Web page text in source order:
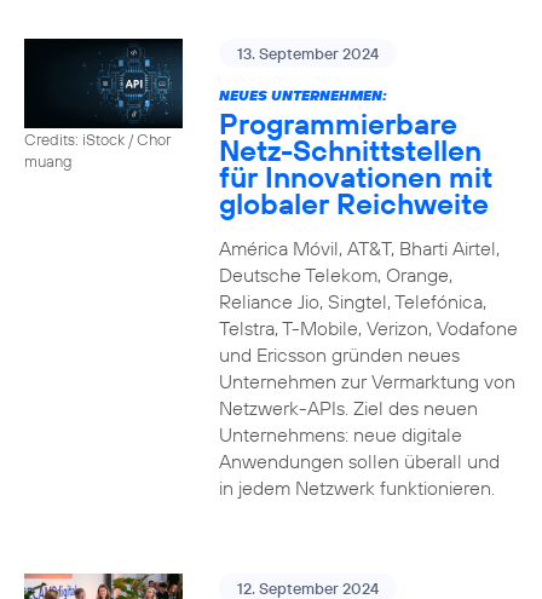
Credits: iStock / Chor
muang
13. September 2024
NEUES UNTERNEHMEN:
Programmierbare
Netz-Schnittstellen
für Innovationen mit
globaler Reichweite
América Móvil, AT&T, Bharti Airtel,
Deutsche Telekom, Orange,
Reliance Jio, Singtel, Telefónica,
Telstra, T-Mobile, Verizon, Vodafone
und Ericsson gründen neues
Unternehmen zur Vermarktung von
Netzwerk-APIs. Ziel des neuen
Unternehmens: neue digitale
Anwendungen sollen überall und
in jedem Netzwerk funktionieren.
12. September 2024